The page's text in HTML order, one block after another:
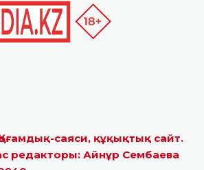
саяси, құқықтық сайт.
редакторы: Айнұр Сембаева